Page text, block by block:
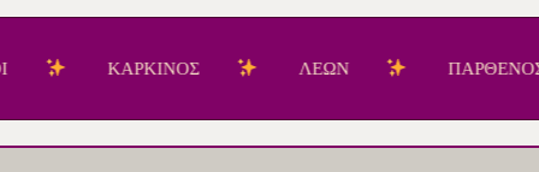
ΚΑΡΚΙΝΟΣ ΛΕΩΝ ΠΑΡΘΕΝΟΣ